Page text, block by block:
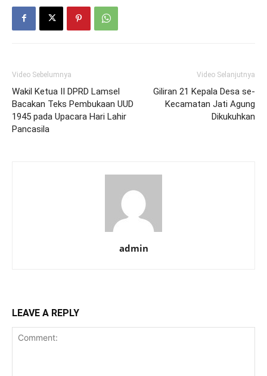
Video Sebelumnya
Wakil Ketua II DPRD Lamsel
Bacakan Teks Pembukaan UUD
1945 pada Upacara Hari Lahir
Pancasila
Video Selanjutnya
Giliran 21 Kepala Desa se-
Kecamatan Jati Agung
Dikukuhkan
admin
LEAVE A REPLY